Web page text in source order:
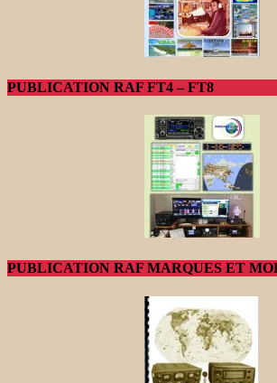
PUBLICATION RAF FT4 – FT8
PUBLICATION RAF MARQUES ET